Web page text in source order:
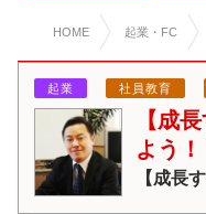
HOME 起業・FC
起業 社員教育
【成
よう！
【成長